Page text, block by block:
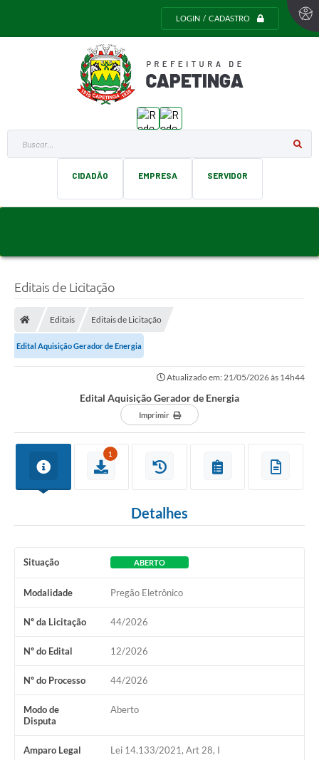
LOGIN / CADASTRO
Buscar...
CIDADÃO EMPRESA SERVIDOR
Editais de Licitação
Editais Editais de Licitação
Edital Aquisição Gerador de Energia
Atualizado em: 21/05/2026 às 14h44
Edital Aquisição Gerador de Energia
Imprimir
1
Detalhes
Situação ABERTO
Modalidade Pregão Eletrônico
Nº da Licitação 44/2026
Nº do Edital 12/2026
Nº do Processo 44/2026
Modo de
Disputa
Aberto
Amparo Legal Lei 14.133/2021, Art 28, I